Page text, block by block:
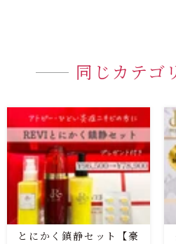
同じカテゴ
とにかく鎮静セット【豪